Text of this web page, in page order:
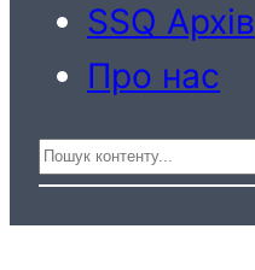
SSQ Архів
Про нас
Пошук